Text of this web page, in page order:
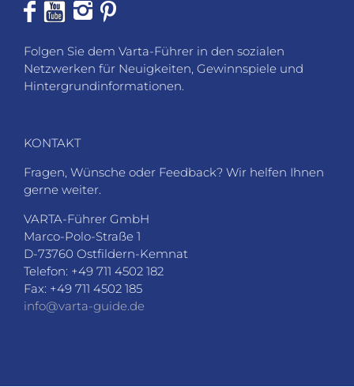
Folgen Sie dem Varta-Führer in den sozialen
Netzwerken für Neuigkeiten, Gewinnspiele und
Hintergrundinformationen.
KONTAKT
Fragen, Wünsche oder Feedback? Wir helfen Ihnen
gerne weiter.
VARTA-Führer GmbH
Marco-Polo-Straße 1
D-73760 Ostfildern-Kemnat
Telefon: +49 711 4502 182
Fax: +49 711 4502 185
info@varta-guide.de